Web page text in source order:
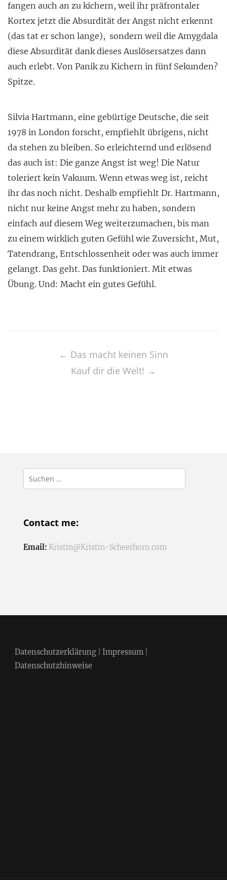
fangen auch an zu kichern, weil ihr präfrontaler
Kortex jetzt die Absurdität der Angst nicht erkennt
(das tat er schon lange), sondern weil die Amygdala
diese Absurdität dank dieses Auslösersatzes dann
auch erlebt. Von Panik zu Kichern in fünf Sekunden?
Spitze.
Silvia Hartmann, eine gebürtige Deutsche, die seit
1978 in London forscht, empfiehlt übrigens, nicht
da stehen zu bleiben. So erleichternd und erlösend
das auch ist: Die ganze Angst ist weg! Die Natur
toleriert kein Vakuum. Wenn etwas weg ist, reicht
ihr das noch nicht. Deshalb empfiehlt Dr. Hartmann,
nicht nur keine Angst mehr zu haben, sondern
einfach auf diesem Weg weiterzumachen, bis man
zu einem wirklich guten Gefühl wie Zuversicht, Mut,
Tatendrang, Entschlossenheit oder was auch immer
gelangt. Das geht. Das funktioniert. Mit etwas
Übung. Und: Macht ein gutes Gefühl.
navigation
← Das macht keinen Sinn
Kauf dir die Welt! →
Suchen
nach:
Contact me:
Email: Kristin@Kristin-Scheerhorn.com
Datenschutzerklärung| Impressum|
Datenschutzhinweise